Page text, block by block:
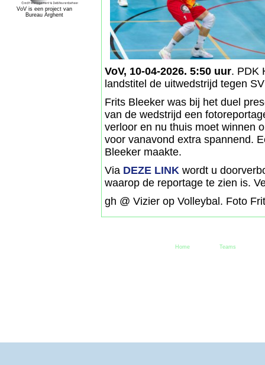
VoV is een project van
Bureau Arghent
VoV, 10-04-2026. 5:50 uur. PDK
landstitel de uitwedstrijd tegen
Frits Bleeker was bij het duel
van de wedstrijd een
verloor en nu thuis moet winnen
voor vanavond extra spannend.
Bleeker maakte.
Via DEZE LINK wordt u
waarop de reportage te zien is.
gh @ Vizier op Volleybal. Foto
Home Teams